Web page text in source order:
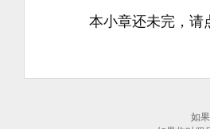
本小章还未完，请
如